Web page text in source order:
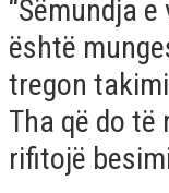
“Sëmundja
është
tregon
Tha që do
rifitojë